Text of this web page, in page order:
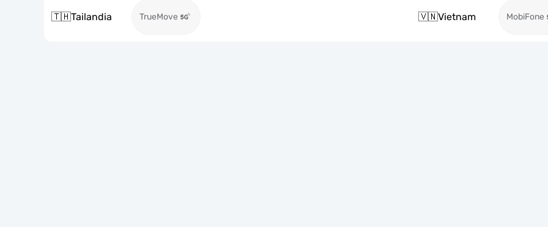
🇹🇭Tailandia TrueMove 🇻🇳Vietnam MobiFone